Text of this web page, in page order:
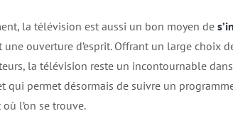
la télévision est aussi un bon moyen de
ouverture d’esprit. Offrant un large choix
la télévision reste un incontournable
qui permet désormais de suivre un
l’on se trouve.